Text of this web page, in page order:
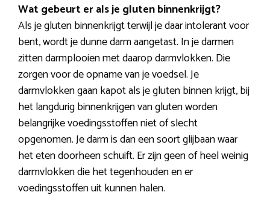
Wat gebeurt er als je gluten binnenkrijgt?
Als je gluten binnenkrijgt terwijl je daar intolerant voor
bent, wordt je dunne darm aangetast. In je darmen
zitten darmplooien met daarop darmvlokken. Die
zorgen voor de opname van je voedsel. Je
darmvlokken gaan kapot als je gluten binnen krijgt, bij
het langdurig binnenkrijgen van gluten worden
belangrijke voedingsstoffen niet of slecht
opgenomen. Je darm is dan een soort glijbaan waar
het eten doorheen schuift. Er zijn geen of heel weinig
darmvlokken die het tegenhouden en er
voedingsstoffen uit kunnen halen.